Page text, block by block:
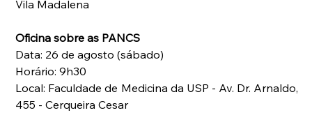
Vila Madalena
Oficina sobre as PANCS
Data: 26 de agosto (sábado)
Horário: 9h30
Local: Faculdade de Medicina da USP - Av. Dr. Arnaldo,
455 - Cerqueira Cesar